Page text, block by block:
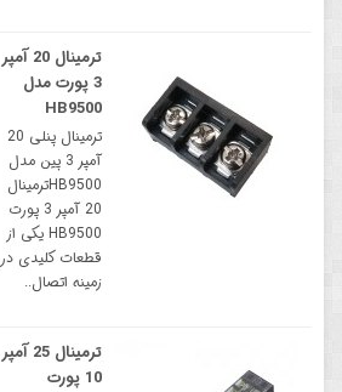
ترمینال 20 آمپر
3 پورت مدل
HB9500
ترمینال پنلی 20
آمپر 3 پین مدل
HB9500ترمینال
20 آمپر 3 پورت
HB9500 یکی از
قطعات کلیدی در
زمینه اتصال..
ترمینال 25 آمپر
10 پورت